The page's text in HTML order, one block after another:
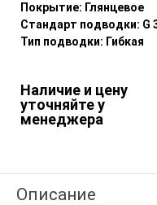
Покрытие: Глянцевое
Стандарт подводки: G
Тип подводки: Гибкая
Наличие и цену
уточняйте у
менеджера
Описание